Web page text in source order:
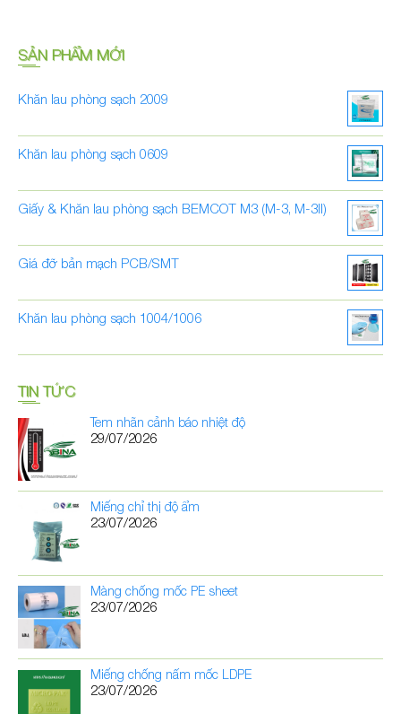
SẢN PHẨM MỚI
Khăn lau phòng sạch 2009
Khăn lau phòng sạch 0609
Giấy & Khăn lau phòng sạch BEMCOT M3 (M-3, M-3II)
Giá đỡ bản mạch PCB/SMT
Khăn lau phòng sạch 1004/1006
TIN TỨC
Tem nhãn cảnh báo nhiệt độ
29/07/2026
Miếng chỉ thị độ ẩm
23/07/2026
Màng chống mốc PE sheet
23/07/2026
Miếng chống nấm mốc LDPE
23/07/2026